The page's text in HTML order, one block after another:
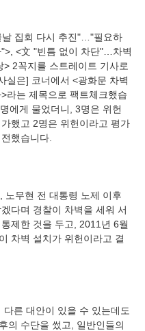
날 집회 다시 추진"…"필요하
<文 "빈틈 없이 차단"…차벽
> 2꼭지를 스트레이트 기사로
실은] 코너에서 <광화문 차벽
라는 제목으로 팩트체크했습
에게 물었더니, 3명은 위헌
했고 2명은 위헌이라고 평가
무현 전 대통령 노제 이후
다며 경찰이 차벽을 세워 서
제한 것을 두고, 2011년 6월
차벽 설치가 위헌이라고 결
른 대안이 있을 수 있는데도
의 수단을 썼고, 일반인들의